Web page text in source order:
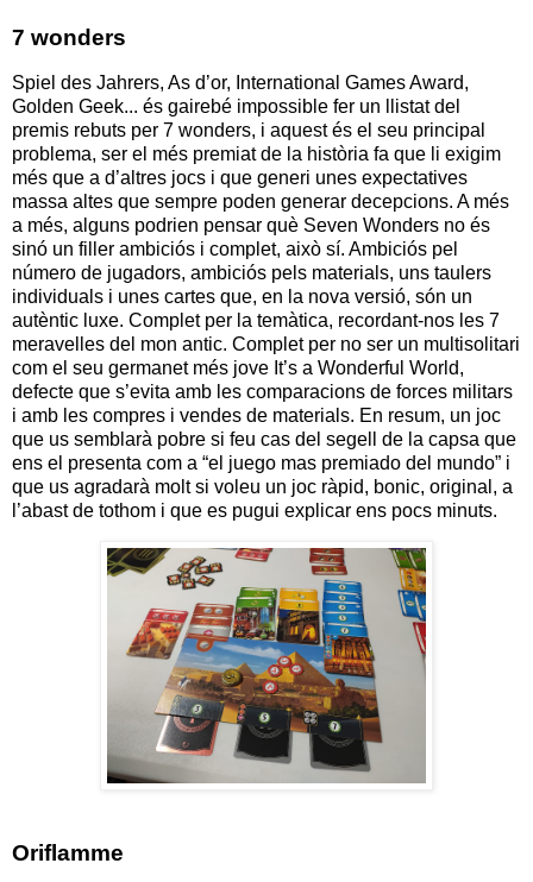
7 wonders
Spiel des Jahrers, As d’or, International Games Award,
Golden Geek... és gairebé impossible fer un llistat del
premis rebuts per 7 wonders, i aquest és el seu principal
problema, ser el més premiat de la història fa que li exigim
més que a d’altres jocs i que generi unes expectatives
massa altes que sempre poden generar decepcions. A més
a més, alguns podrien pensar què Seven Wonders no és
sinó un filler ambiciós i complet, això sí. Ambiciós pel
número de jugadors, ambiciós pels materials, uns taulers
individuals i unes cartes que, en la nova versió, són un
autèntic luxe. Complet per la temàtica, recordant-nos les 7
meravelles del mon antic. Complet per no ser un multisolitari
com el seu germanet més jove It’s a Wonderful World,
defecte que s’evita amb les comparacions de forces militars
i amb les compres i vendes de materials. En resum, un joc
que us semblarà pobre si feu cas del segell de la capsa que
ens el presenta com a “el juego mas premiado del mundo” i
que us agradarà molt si voleu un joc ràpid, bonic, original, a
l’abast de tothom i que es pugui explicar ens pocs minuts.
Oriflamme